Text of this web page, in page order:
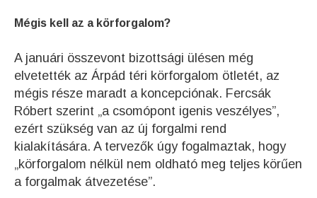
Mégis kell az a körforgalom?
A januári összevont bizottsági ülésen még
elvetették az Árpád téri körforgalom ötletét, az
mégis része maradt a koncepciónak. Fercsák
Róbert szerint „a csomópont igenis veszélyes”,
ezért szükség van az új forgalmi rend
kialakítására. A tervezők úgy fogalmaztak, hogy
„körforgalom nélkül nem oldható meg teljes körűen
a forgalmak átvezetése”.